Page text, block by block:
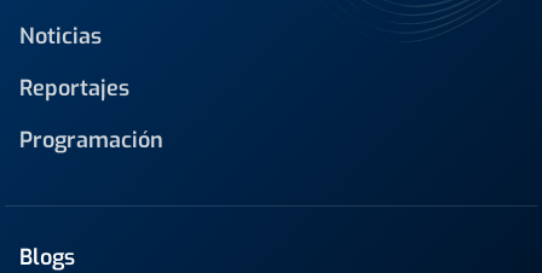
Noticias
Reportajes
Programación
Blogs